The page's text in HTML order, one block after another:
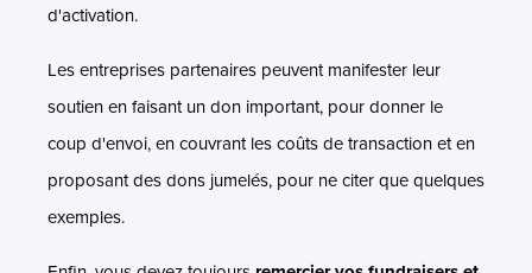
d'activation.
Les entreprises partenaires peuvent manifester leur
soutien en faisant un don important, pour donner le
coup d'envoi, en couvrant les coûts de transaction et en
proposant des dons jumelés, pour ne citer que quelques
exemples.